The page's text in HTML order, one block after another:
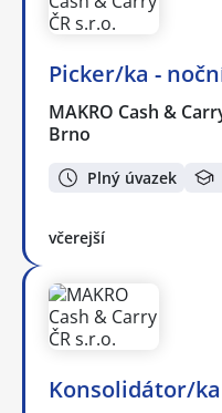
Picker/ka -
MAKRO Cash &
Brno
Plný úvazek
včerejší
Konsolidátor/